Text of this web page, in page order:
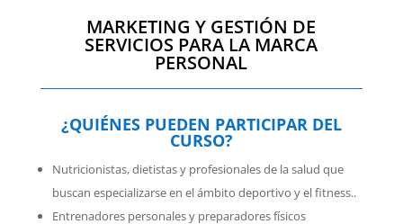
MARKETING Y GESTIÓN DE
SERVICIOS PARA LA MARCA
PERSONAL
¿QUIÉNES PUEDEN PARTICIPAR DEL
CURSO?
Nutricionistas, dietistas y profesionales de la salud que
buscan especializarse en el ámbito deportivo y el fitness..
Entrenadores personales y preparadores físicos